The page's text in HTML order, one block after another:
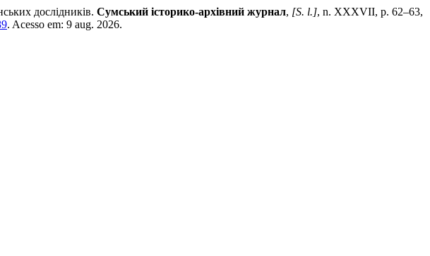
дослідників. Сумський історико-архівний журнал, [S. l.], n. XXXVII, p. 62–63,
. Acesso em: 9 aug. 2026.